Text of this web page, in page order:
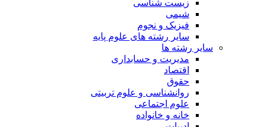
زیست شناسی
شیمی
فیزیک و نجوم
سایر رشته های علوم پایه
سایر رشته ها
مدیریت و حسابداری
اقتصاد
حقوق
روانشناسی و علوم تربیتی
علوم اجتماعی
خانه و خانواده